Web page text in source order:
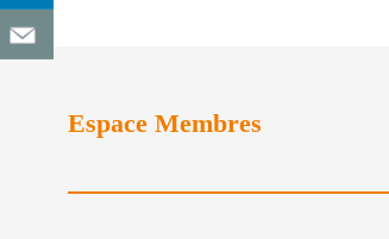
Espace Membres